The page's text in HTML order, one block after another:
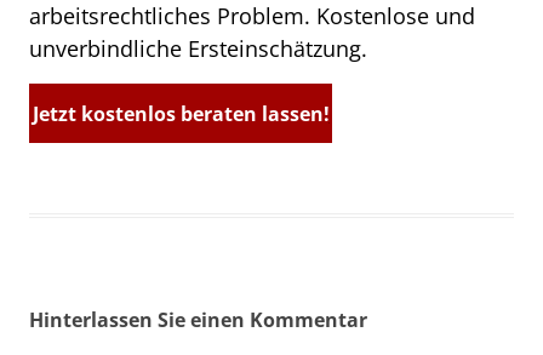
arbeitsrechtliches Problem. Kostenlose und
unverbindliche Ersteinschätzung.
Jetzt kostenlos beraten lassen!
Hinterlassen Sie einen Kommentar